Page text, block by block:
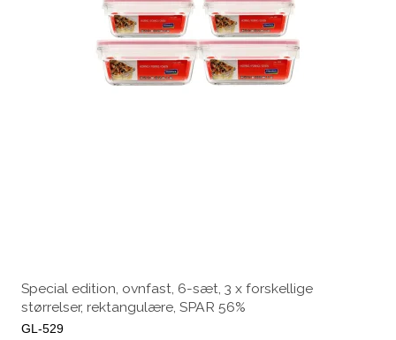
Special edition, ovnfast, 6-sæt, 3 x forskellige
størrelser, rektangulære, SPAR 56%
GL-529